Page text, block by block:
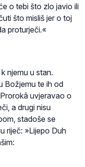
o tebi što zlo javio ili
što misliš jer o toj
proturječi.«
njemu u stan.
Božjemu te ih od
uvjeravao o
a drugi nisu
stadoše se
riječ: »Lijepo Duh